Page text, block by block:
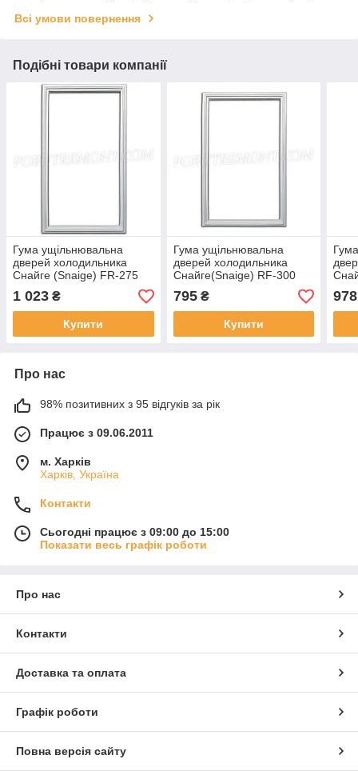
Всі умови повернення
Подібні товари компанії
Гума ущільнювальна
дверей холодильника
Снайге (Snaige) FR-275
великі двері 51,5х119 см
1 023 ₴
Купити
Гума ущільнювальна
дверей холодильника
Снайге(Snaige) RF-300
велика двері 57х75,5 см
795₴
Купити
978
Про нас
98% позитивних з 95 відгуків за рік
Працює з 09.06.2011
м. Харків
Харків, Україна
Контакти
Сьогодні працює з 09:00 до 15:00
Показати весь графік роботи
Про нас
Контакти
Доставка та оплата
Графік роботи
Повна версія сайту